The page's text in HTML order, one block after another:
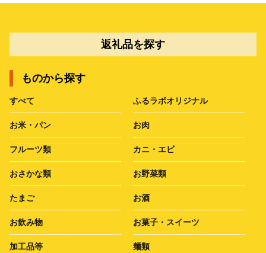
返礼品を探す
ものから探す
すべて ふるラボオリジナル
お米・パン お肉
フルーツ類 カニ・エビ
おさかな類 お野菜類
たまご お酒
お飲み物 お菓子・スイーツ
加工品等 麺類